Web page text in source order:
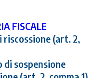
FISCALE
riscossione (art. 2,
di sospensione